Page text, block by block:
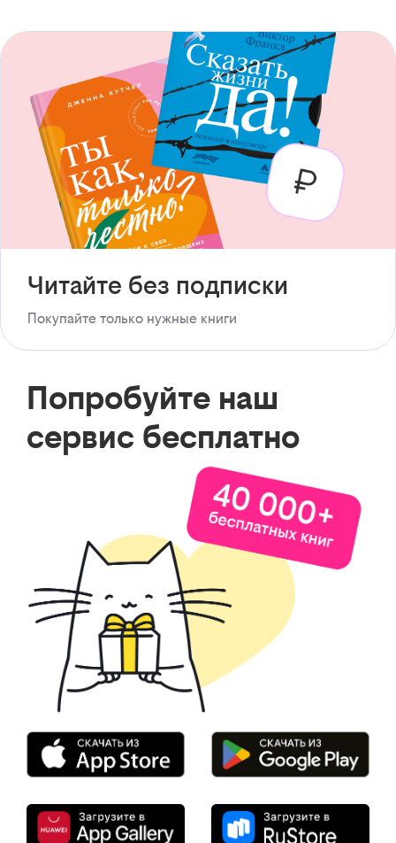
Читайте без подписки
Покупайте только нужные книги
Попробуйте наш
сервис бесплатно